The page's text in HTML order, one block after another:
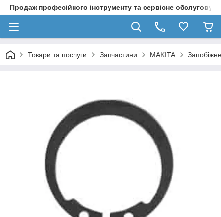
Продаж професійного інструменту та сервісне
Товари та послуги Запчастини MAKITA